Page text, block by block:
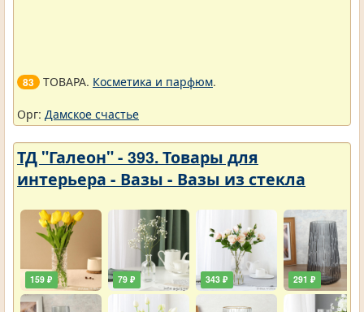
83 ТОВАРА. Косметика и парфюм.
Орг: Дамское счастье
ТД "Галеон" - 393. Товары для
интерьера - Вазы - Вазы из стекла
159 ₽ 79 ₽ 343 ₽ 291 ₽